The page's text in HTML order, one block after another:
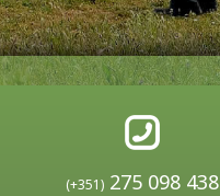
(+351) 275 098 438